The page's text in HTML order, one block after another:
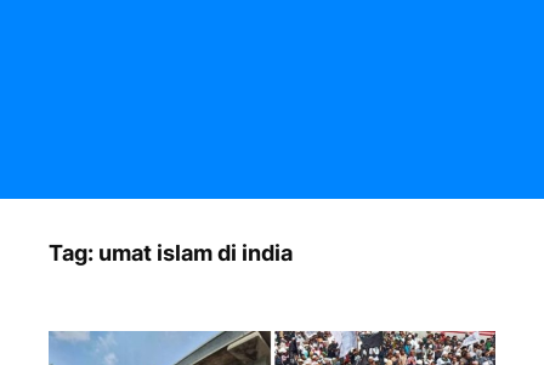
Tag: umat islam di india